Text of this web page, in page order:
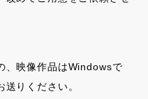
、映像作品はWindowsで
りください。